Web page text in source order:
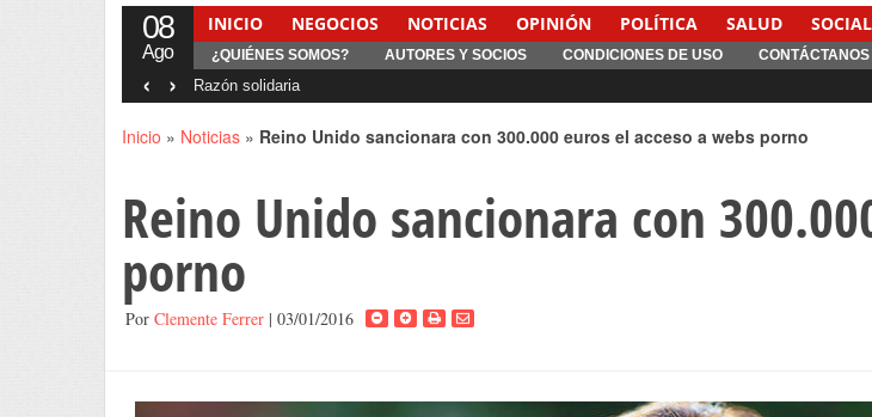
08
Ago
INICIO NEGOCIOS NOTICIAS OPINIÓN POLÍTICA SALUD SOCIAL
¿QUIÉNES SOMOS? AUTORES Y SOCIOS CONDICIONES DE USO CONTÁCTANOS
‹ ›
Inicio » Noticias » Reino Unido sancionara con 300.000 euros el acceso a webs porno
Reino Unido sancionara con
porno
Por Clemente Ferrer | 03/01/2016